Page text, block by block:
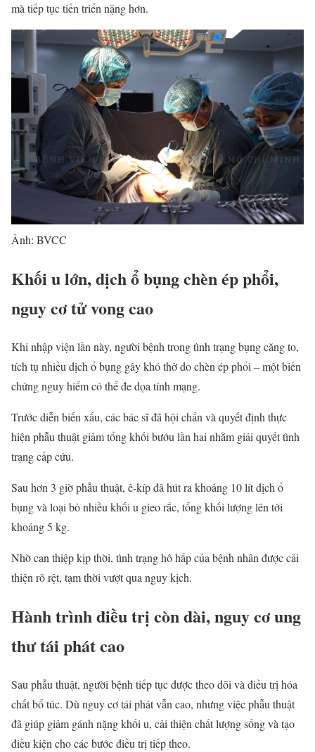
mà tiếp tục tiến triển nặng hơn.
Ảnh: BVCC
Khối u lớn, dịch ổ bụng chèn ép phổi,
nguy cơ tử vong cao
Khi nhập viện lần này, người bệnh trong tình trạng bụng căng to,
tích tụ nhiều dịch ổ bụng gây khó thở do chèn ép phổi – một biến
chứng nguy hiểm có thể đe dọa tính mạng.
Trước diễn biến xấu, các bác sĩ đã hội chẩn và quyết định thực
hiện phẫu thuật giảm tổng khối bướu lần hai nhằm giải quyết tình
trạng cấp cứu.
Sau hơn 3 giờ phẫu thuật, ê-kíp đã hút ra khoảng 10 lít dịch ổ
bụng và loại bỏ nhiều khối u gieo rắc, tổng khối lượng lên tới
khoảng 5 kg.
Nhờ can thiệp kịp thời, tình trạng hô hấp của bệnh nhân được cải
thiện rõ rệt, tạm thời vượt qua nguy kịch.
Hành trình điều trị còn dài, nguy cơ ung
thư tái phát cao
Sau phẫu thuật, người bệnh tiếp tục được theo dõi và điều trị hóa
chất bổ túc. Dù nguy cơ tái phát vẫn cao, nhưng việc phẫu thuật
đã giúp giảm gánh nặng khối u, cải thiện chất lượng sống và tạo
điều kiện cho các bước điều trị tiếp theo.